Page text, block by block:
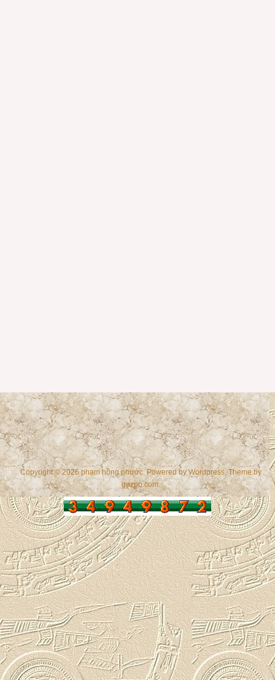
Copyright © 2026 phạm hồng phước. Powered byWordpress, Theme by
gazpo.com.